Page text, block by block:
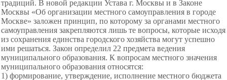
традиций. В новой редакции Устава г. Москвы и в Законе
Москвы «Об организации местного самоуправления в городе
Москве» заложен принцип, по которому за органами местного
самоуправления закрепляются лишь те вопросы, которые исходя
из сохранения единства городского хозяйства могут успешно
ими решаться. Закон определил 22 предмета ведения
муниципального образования. К вопросам местного значения
муниципального образования относятся:
1) формирование, утверждение, исполнение местного бюджета